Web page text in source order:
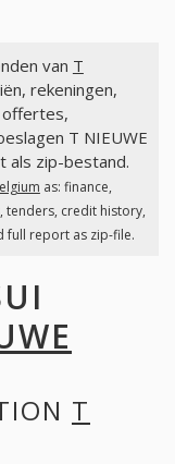
van T
rekeningen,
offertes,
T NIEUWE
als zip-bestand.
as: finance,
tenders, credit history,
full report as zip-file.
T